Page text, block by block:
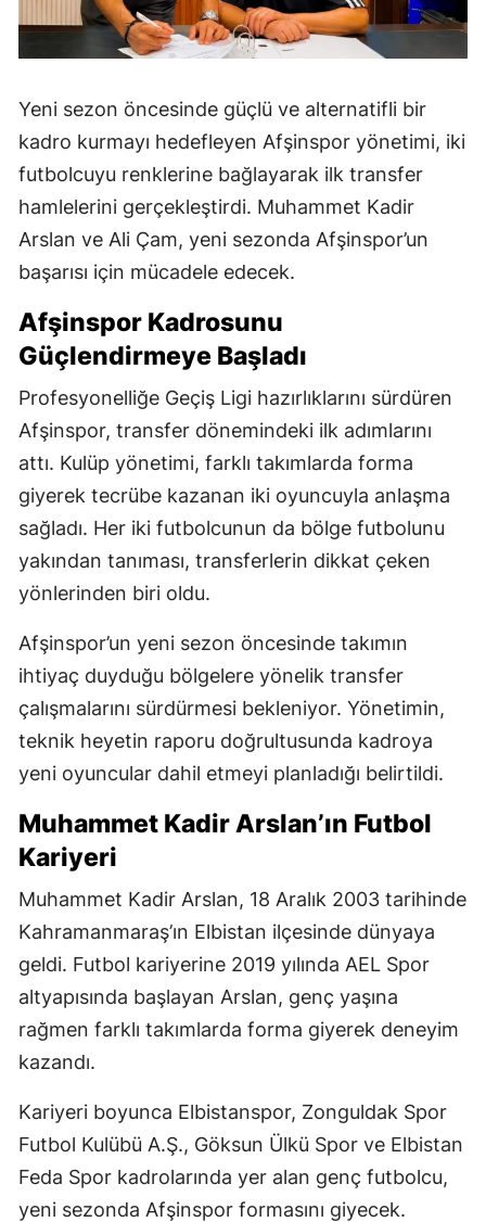
Yeni sezon öncesinde güçlü ve alternatifli bir
kadro kurmayı hedefleyen Afşinspor yönetimi, iki
futbolcuyu renklerine bağlayarak ilk transfer
hamlelerini gerçekleştirdi. Muhammet Kadir
Arslan ve Ali Çam, yeni sezonda Afşinspor’un
başarısı için mücadele edecek.
Afşinspor Kadrosunu
Güçlendirmeye Başladı
Profesyonelliğe Geçiş Ligi hazırlıklarını sürdüren
Afşinspor, transfer dönemindeki ilk adımlarını
attı. Kulüp yönetimi, farklı takımlarda forma
giyerek tecrübe kazanan iki oyuncuyla anlaşma
sağladı. Her iki futbolcunun da bölge futbolunu
yakından tanıması, transferlerin dikkat çeken
yönlerinden biri oldu.
Afşinspor’un yeni sezon öncesinde takımın
ihtiyaç duyduğu bölgelere yönelik transfer
çalışmalarını sürdürmesi bekleniyor. Yönetimin,
teknik heyetin raporu doğrultusunda kadroya
yeni oyuncular dahil etmeyi planladığı belirtildi.
Muhammet Kadir Arslan’ın Futbol
Kariyeri
Muhammet Kadir Arslan, 18 Aralık 2003 tarihinde
Kahramanmaraş’ın Elbistan ilçesinde dünyaya
geldi. Futbol kariyerine 2019 yılında AEL Spor
altyapısında başlayan Arslan, genç yaşına
rağmen farklı takımlarda forma giyerek deneyim
kazandı.
Kariyeri boyunca Elbistanspor, Zonguldak Spor
Futbol Kulübü A.Ş., Göksun Ülkü Spor ve Elbistan
Feda Spor kadrolarında yer alan genç futbolcu,
yeni sezonda Afşinspor formasını giyecek.